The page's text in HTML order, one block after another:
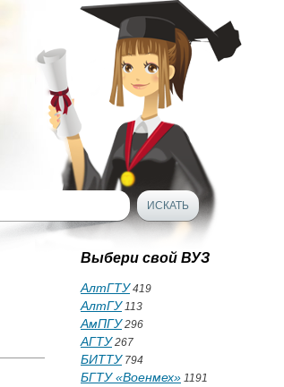
Выбери свой ВУЗ
АлтГТУ419
АлтГУ113
АмПГУ296
АГТУ267
БИТТУ794
БГТУ «Военмех» 1191